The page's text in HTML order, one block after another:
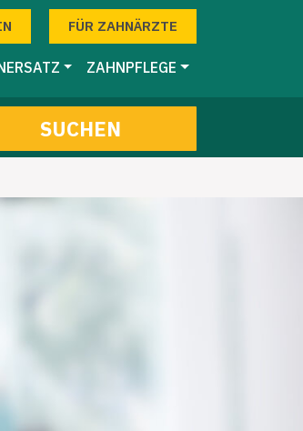
FÜR ZAHNÄRZTE
ZAHNPFLEGE
SUCHEN